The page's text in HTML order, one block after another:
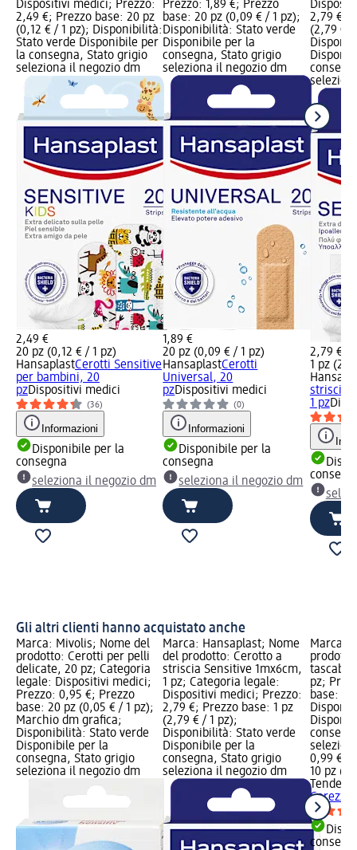
Dispositivi medici; Prezzo:
2,49 €; Prezzo base: 20 pz
(0,12 € / 1 pz); Disponibilità:
Stato verde Disponibile per
la consegna, Stato grigio
seleziona il negozio dm
2,49 €
20 pz (0,12 € / 1 pz)
HansaplastCerotti Sensitive
per bambini, 20
pzDispositivi medici
(36)
Informazioni
Disponibile per la
consegna
seleziona il negozio dm
Prezzo: 1,89 €; Prezzo
base: 20 pz (0,09 € / 1 pz);
Disponibilità: Stato verde
Disponibile per la
consegna, Stato grigio
seleziona il negozio dm
1,89 €
20 pz (0,09 € / 1 pz)
HansaplastCerotti
Universal, 20
pzDispositivi medici
(0)
Informazioni
Disponibile per la
consegna
seleziona il negozio dm
2,79 €;
(2,79 € /
2,79 €
1 pz
striscia
1 pz
Gli altri clienti hanno acquistato anche
Marca: Mivolis; Nome del
prodotto: Cerotti per pelli
delicate, 20 pz; Categoria
legale: Dispositivi medici;
Prezzo: 0,95 €; Prezzo
base: 20 pz (0,05 € / 1 pz);
Marchio dm grafica;
Disponibilità: Stato verde
Disponibile per la
consegna, Stato grigio
seleziona il negozio dm
Marca: Hansaplast; Nome
del prodotto: Cerotto a
striscia Sensitive 1mx6cm,
1 pz; Categoria legale:
Dispositivi medici; Prezzo:
2,79 €; Prezzo base: 1 pz
(2,79 € / 1 pz);
Disponibilità: Stato verde
Disponibile per la
consegna, Stato grigio
seleziona il negozio dm
Marca:
tascabili
pz;
base:
0,99 €
10 pz
Tenderly
Carezza